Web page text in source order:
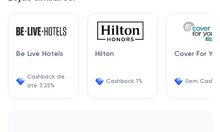
Be Live Hotels
Cashback de
até 3.25%
Hilton
Cashback 1%
Cover For
Sem